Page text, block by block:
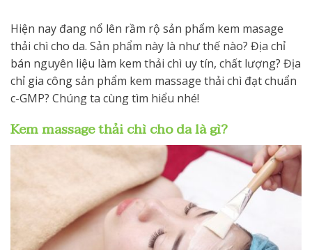
Hiện nay đang nổ lên rầm rộ sản phẩm kem masage
thải chì cho da. Sản phẩm này là như thế nào? Địa chỉ
bán nguyên liệu làm kem thải chì uy tín, chất lượng? Địa
chỉ gia công sản phẩm kem massage thải chì đạt chuẩn
c-GMP? Chúng ta cùng tìm hiểu nhé!
Kem massage thải chì cho da là gì?